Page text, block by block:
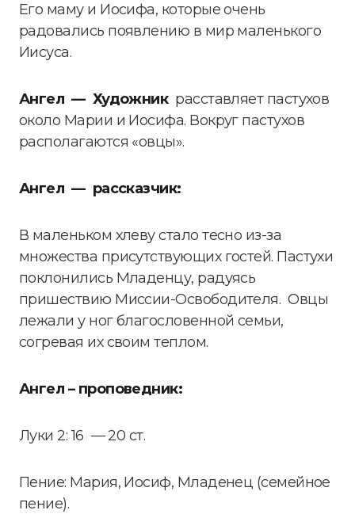
Его маму и Иосифа, которые очень
радовались появлению в мир маленького
Иисуса.
Ангел — Художникрасставляет пастухов
около Марии и Иосифа. Вокруг пастухов
располагаются «овцы».
Ангел — рассказчик:
В маленьком хлеву стало тесно из-за
множества присутствующих гостей. Пастухи
поклонились Младенцу, радуясь
пришествию Миссии-Освободителя. Овцы
лежали у ног благословенной семьи,
согревая их своим теплом.
Ангел – проповедник:
Луки 2: 16 — 20 ст.
Пение: Мария, Иосиф, Младенец (семейное
пение).